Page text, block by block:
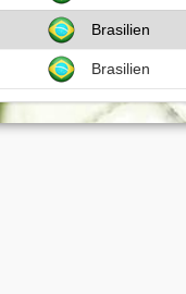
Brasilien
Brasilien